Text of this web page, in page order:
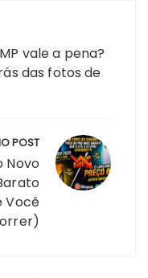
vale a pena?
das fotos de
POST
Novo
Você